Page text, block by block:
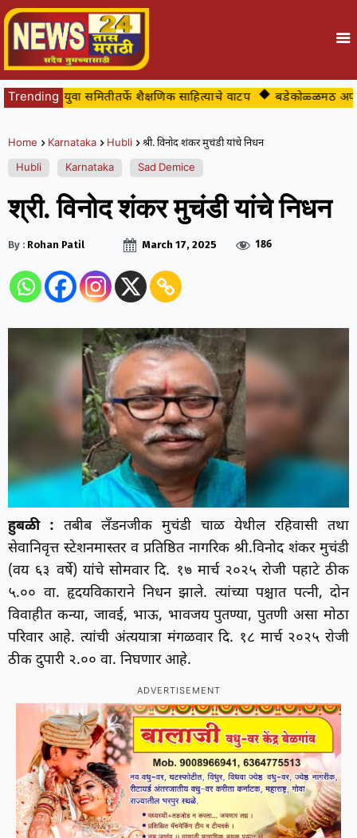
Trendingयुवा समितीतर्फे शैक्षणिक साहित्याचे वाटप बडेकोळ्ळमठ
Home Karnataka Hubli
श्री. विनोद शंकर मुचंडी यांचे निधन
Hubli
Karnataka Sad Demice
श्री. विनोद शंकर मुचंडी यांचे निधन
By : Rohan Patil March 17, 2025 186
हुबळी : तबीब लँडनजीक मुचंडी चाळ येथील रहिवासी तथा
सेवानिवृत्त स्टेशनमास्तर व प्रतिष्ठित नागरिक श्री.विनोद शंकर मुचंडी
(वय ६३ वर्षे) यांचे सोमवार दि. १७ मार्च २०२५ रोजी पहाटे ठीक
५.०० वा. हृदयविकाराने निधन झाले. त्यांच्या पश्चात पत्नी, दोन
विवाहीत कन्या, जावई, भाऊ, भावजय पुतण्या, पुतणी असा मोठा
परिवार आहे. त्यांची अंत्ययात्रा मंगळवार दि. १८ मार्च २०२५ रोजी
ठीक दुपारी २.०० वा. निघणार आहे.
ADVERTISEMENT